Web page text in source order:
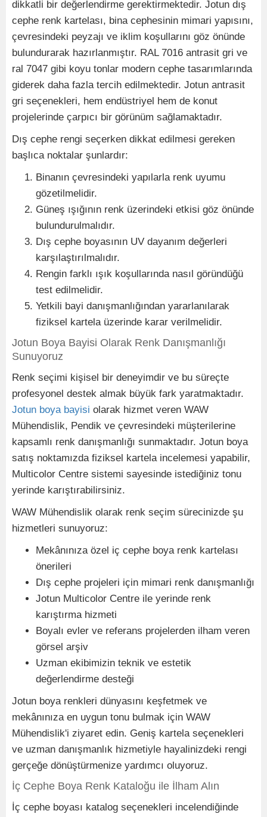
dikkatli bir değerlendirme gerektirmektedir. Jotun dış
cephe renk kartelası, bina cephesinin mimari yapısını,
çevresindeki peyzajı ve iklim koşullarını göz önünde
bulundurarak hazırlanmıştır. RAL 7016 antrasit gri ve
ral 7047 gibi koyu tonlar modern cephe tasarımlarında
giderek daha fazla tercih edilmektedir. Jotun antrasit
gri seçenekleri, hem endüstriyel hem de konut
projelerinde çarpıcı bir görünüm sağlamaktadır.
Dış cephe rengi seçerken dikkat edilmesi gereken
başlıca noktalar şunlardır:
Binanın çevresindeki yapılarla renk uyumu
gözetilmelidir.
Güneş ışığının renk üzerindeki etkisi göz önünde
bulundurulmalıdır.
Dış cephe boyasının UV dayanım değerleri
karşılaştırılmalıdır.
Rengin farklı ışık koşullarında nasıl göründüğü
test edilmelidir.
Yetkili bayi danışmanlığından yararlanılarak
fiziksel kartela üzerinde karar verilmelidir.
Jotun Boya Bayisi Olarak Renk Danışmanlığı
Sunuyoruz
Renk seçimi kişisel bir deneyimdir ve bu süreçte
profesyonel destek almak büyük fark yaratmaktadır.
Jotun boya bayisi olarak hizmet veren WAW
Mühendislik, Pendik ve çevresindeki müşterilerine
kapsamlı renk danışmanlığı sunmaktadır. Jotun boya
satış noktamızda fiziksel kartela incelemesi yapabilir,
Multicolor Centre sistemi sayesinde istediğiniz tonu
yerinde karıştırabilirsiniz.
WAW Mühendislik olarak renk seçim sürecinizde şu
hizmetleri sunuyoruz:
Mekânınıza özel iç cephe boya renk kartelası
önerileri
Dış cephe projeleri için mimari renk danışmanlığı
Jotun Multicolor Centre ile yerinde renk
karıştırma hizmeti
Boyalı evler ve referans projelerden ilham veren
görsel arşiv
Uzman ekibimizin teknik ve estetik
değerlendirme desteği
Jotun boya renkleri dünyasını keşfetmek ve
mekânınıza en uygun tonu bulmak için WAW
Mühendislik'i ziyaret edin. Geniş kartela seçenekleri
ve uzman danışmanlık hizmetiyle hayalinizdeki rengi
gerçeğe dönüştürmenize yardımcı oluyoruz.
İç Cephe Boya Renk Kataloğu ile İlham Alın
İç cephe boyası katalog seçenekleri incelendiğinde